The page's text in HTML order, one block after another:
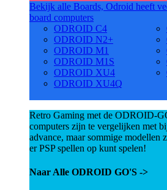
Bekijk alle Boards, Odroid heeft
board computers
ODROID C4
ODROID N2+
ODROID M1
ODROID M1S
ODROID XU4
ODROID XU4Q
Retro Gaming met de ODROID-
computers zijn te vergelijken met
advance, maar sommige modellen
er PSP spellen op kunt spelen!
Naar Alle ODROID GO'S ->